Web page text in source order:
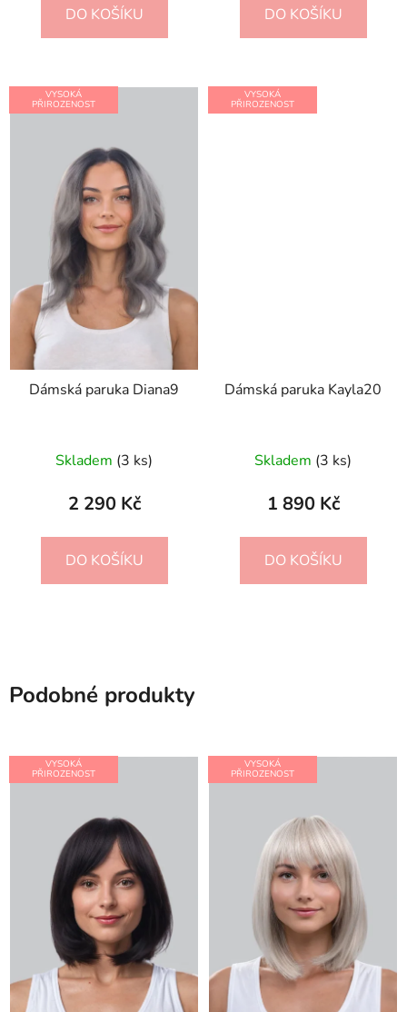
DO KOŠÍKU DO KOŠÍKU
VYSOKÁ
PŘIROZENOST
Dámská paruka Diana9
Skladem (3 ks)
2 290 Kč
DO KOŠÍKU
VYSOKÁ
PŘIROZENOST
Dámská paruka Kayla20
Skladem (3 ks)
1 890 Kč
DO KOŠÍKU
Podobné produkty
VYSOKÁ
PŘIROZENOST
VYSOKÁ
PŘIROZENOST